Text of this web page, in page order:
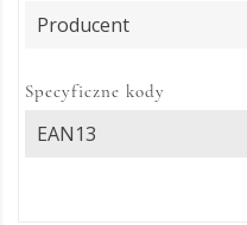
Producent
Specyficzne kody
EAN13